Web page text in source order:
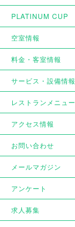
PLATINUM CUP
空室情報
料金・客室情報
サービス・設備情報
レストランメニュー
アクセス情報
お問い合わせ
メールマガジン
アンケート
求人募集